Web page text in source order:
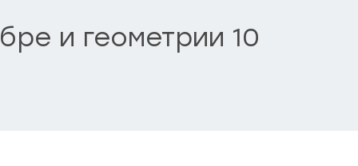
и геометрии 10